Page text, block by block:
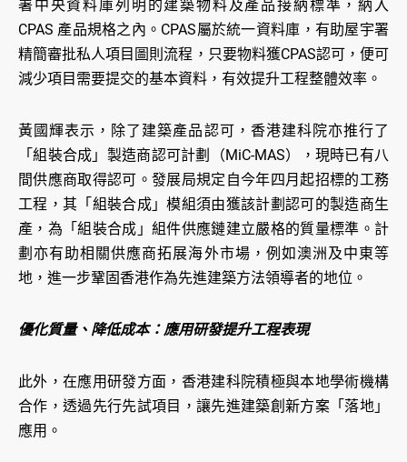
署中央資料庫列明的建築物料及產品接納標準，納入
CPAS 產品規格之內。CPAS屬於統一資料庫，有助屋宇署
精簡審批私人項目圖則流程，只要物料獲CPAS認可，便可
減少項目需要提交的基本資料，有效提升工程整體效率。
黃國輝表示，除了建築產品認可，香港建科院亦推行了
「組裝合成」製造商認可計劃（MiC-MAS），現時已有八
間供應商取得認可。發展局規定自今年四月起招標的工務
工程，其「組裝合成」模組須由獲該計劃認可的製造商生
產，為「組裝合成」組件供應鏈建立嚴格的質量標準。計
劃亦有助相關供應商拓展海外市場，例如澳洲及中東等
地，進一步鞏固香港作為先進建築方法領導者的地位。
優化質量、降低成本：應用研發提升工程表現
此外，在應用研發方面，香港建科院積極與本地學術機構
合作，透過先行先試項目，讓先進建築創新方案「落地」
應用。